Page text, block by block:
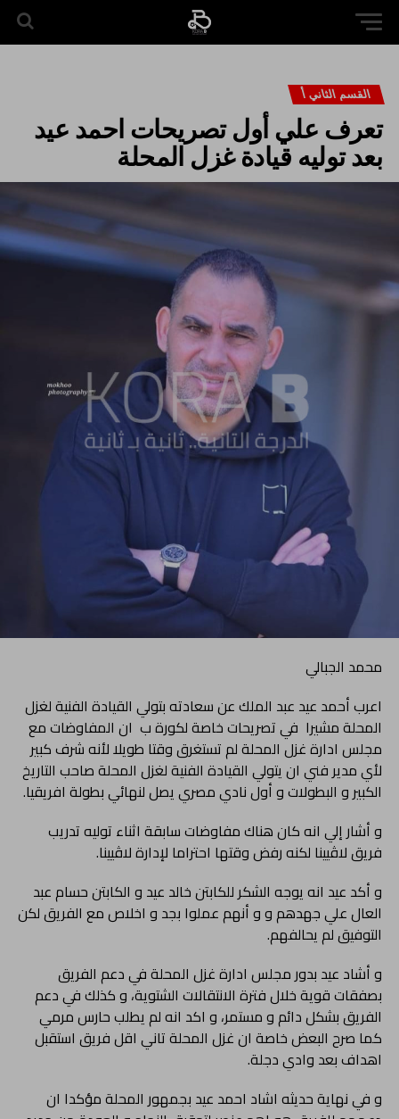
القسم الثاني أ
تعرف علي أول تصريحات احمد عيد
بعد توليه قيادة غزل المحلة
محمد الجبالي
اعرب أحمد عيد عبد الملك عن سعادته بتولي القيادة الفنية لغزل
المحلة مشيرا في تصريحات خاصة لكورة ب ان المفاوضات مع
مجلس ادارة غزل المحلة لم تستغرق وقتا طويلا لأنه شرف كبير
لأي مدير فني ان يتولي القيادة الفنية لغزل المحلة صاحب التاريخ
الكبير و البطولات و أول نادي مصري يصل لنهائي بطولة افريقيا.
و أشار إلي انه كان هناك مفاوضات سابقة اثناء توليه تدريب
فريق لاڤيينا لكنه رفض وقتها احتراما لإدارة لاڤيينا.
و أكد عيد انه يوجه الشكر للكابتن خالد عيد و الكابتن حسام عبد
العال علي جهدهم و و أنهم عملوا بجد و اخلاص مع الفريق لكن
التوفيق لم يحالفهم.
و أشاد عيد بدور مجلس ادارة غزل المحلة في دعم الفريق
بصفقات قوية خلال فترة الانتقالات الشتوية، و كذلك في دعم
الفريق بشكل دائم و مستمر، و اكد انه لم يطلب حارس مرمي
كما صرح البعض خاصة ان غزل المحلة تاني اقل فريق استقبل
اهداف بعد وادي دجلة.
و في نهاية حديثه اشاد احمد عيد بجمهور المحلة مؤكدا ان